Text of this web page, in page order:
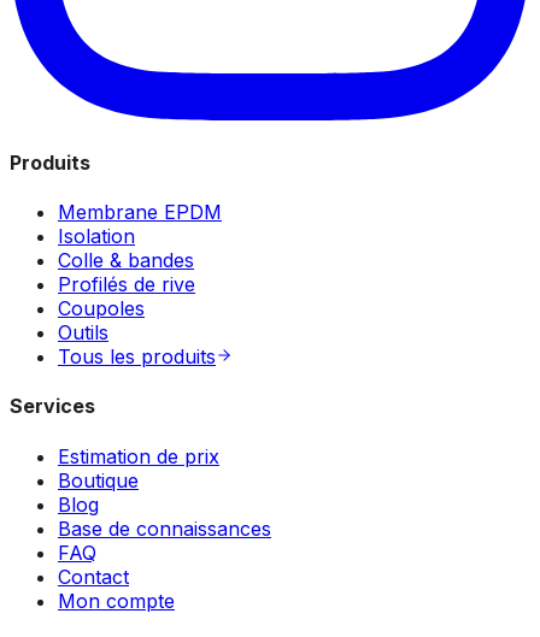
Produits
Membrane EPDM
Isolation
Colle & bandes
Profilés de rive
Coupoles
Outils
Tous les produits
Services
Estimation de prix
Boutique
Blog
Base de connaissances
FAQ
Contact
Mon compte